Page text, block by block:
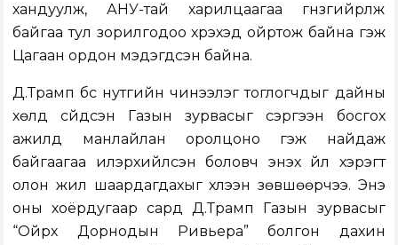
хандуулж, АНУ-тай харилцаагаа гүнзгийрүүлж
байгаа тул зорилгодоо хүрэхэд ойртож байна гэж
Цагаан ордон мэдэгдсэн байна.
Д.Трамп бүс нутгийн чинээлэг тоглогчдыг дайны
хөлд сүйдсэн Газын зурвасыг сэргээн босгох
ажилд манлайлан оролцоно гэж найдаж
байгаагаа илэрхийлсэн боловч энэхүү үйл хэрэгт
олон жил шаардагдахыг хүлээн зөвшөөрчээ. Энэ
оны хоёрдугаар сард Д.Трамп Газын зурвасыг
“Ойрх Дорнодын Ривьера” болгон дахин